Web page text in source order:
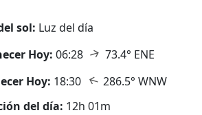
sol: Luz del día
Hoy: 06:28 ↑ 73.4° ENE
Hoy: 18:30 ↑ 286.5° WNW
del día: 12h 01m